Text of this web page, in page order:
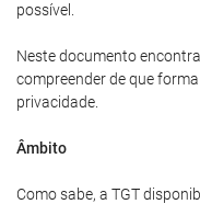
possível.
Neste documento
compreender de que
privacidade.
Âmbito
Como sabe, a TGT